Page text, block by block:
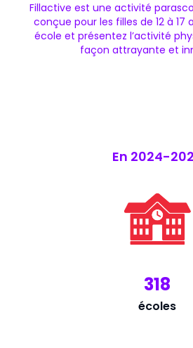
Fillactive est une activité
conçue pour les filles de 12 à 17
école et présentez l’activité
façon attrayante et
En 2024-
318
écoles